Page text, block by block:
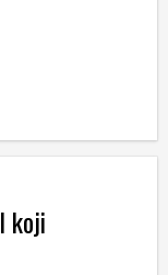
koji